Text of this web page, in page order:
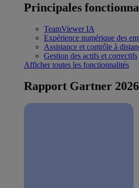
Principales
TeamViewer IA
Expérience numérique des
Assistance et contrôle à
Gestion des actifs et correctifs
Afficher toutes les fonctionnalités
Rapport Gartner 2026